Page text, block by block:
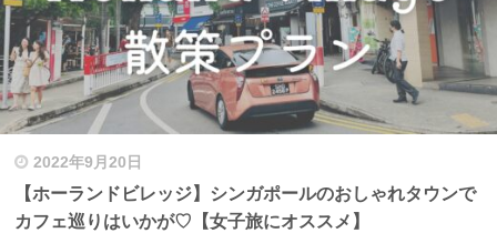
2022年9月20日
【ホーランドビレッジ】シンガポールのおしゃれタウンで
カフェ巡りはいかが♡【女子旅にオススメ】